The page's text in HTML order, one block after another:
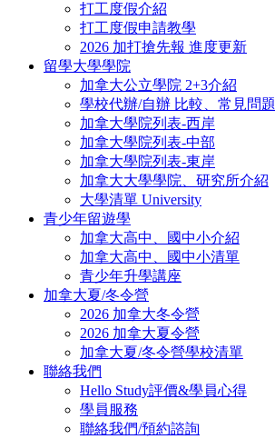
打工度假介紹
打工度假申請教學
2026 加打搶先報 進度更新
留學大學學院
加拿大公立學院 2+3介紹
學校代辦/自辦 比較、常見問題
加拿大學院列表-西岸
加拿大學院列表-中部
加拿大學院列表-東岸
加拿大大學學院、研究所介紹
大學清單 University
青少年留遊學
加拿大高中、國中小介紹
加拿大高中、國中小清單
青少年升學講座
加拿大夏/冬令營
2026 加拿大冬令營
2026 加拿大夏令營
加拿大夏/冬令營學校清單
聯絡我們
Hello Study評價&學員心得
學員服務
聯絡我們/預約諮詢